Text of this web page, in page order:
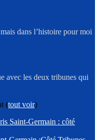
dans l’histoire pour moi
avec les deux tribunes qui
(tout voir)
Saint-Germain : côté